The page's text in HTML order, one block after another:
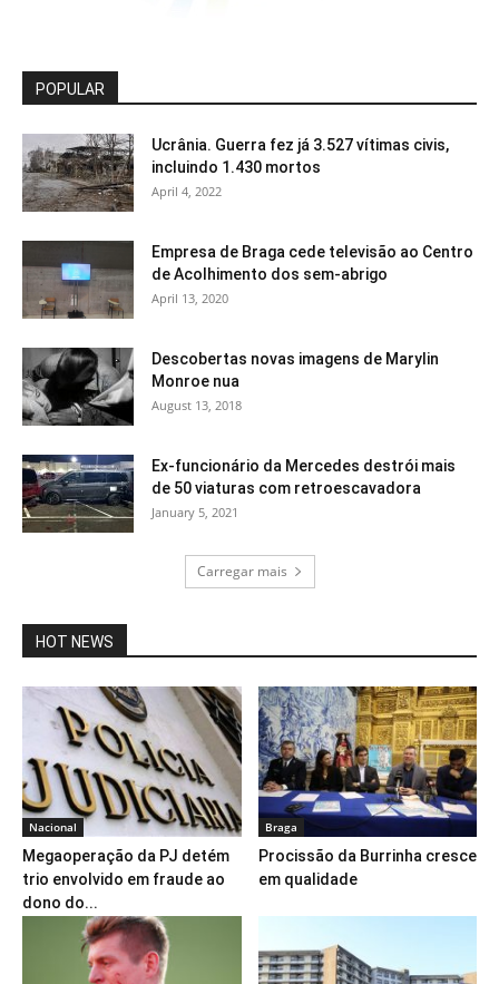
POPULAR
Ucrânia. Guerra fez já 3.527 vítimas civis,
incluindo 1.430 mortos
April 4, 2022
Empresa de Braga cede televisão ao Centro
de Acolhimento dos sem-abrigo
April 13, 2020
Descobertas novas imagens de Marylin
Monroe nua
August 13, 2018
Ex-funcionário da Mercedes destrói mais
de 50 viaturas com retroescavadora
January 5, 2021
Carregar mais
HOT NEWS
Nacional
Megaoperação da PJ detém
trio envolvido em fraude ao
dono do...
Braga
Procissão da Burrinha cresce
em qualidade